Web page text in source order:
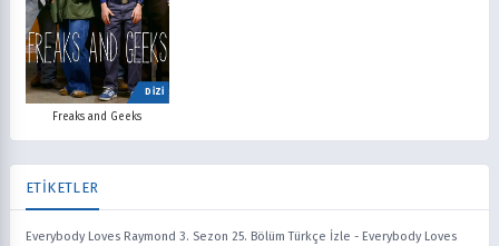
DİZİ
Freaks and Geeks
ETİKETLER
Everybody Loves Raymond 3. Sezon 25. Bölüm Türkçe İzle - Everybody Loves